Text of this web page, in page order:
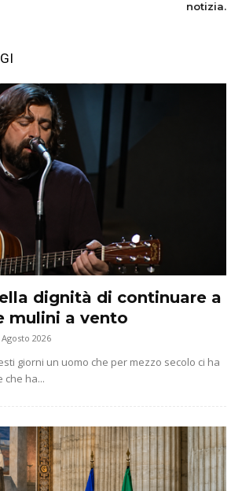
notizia.
dignità di continuare a
mulini a vento
Agosto 2026
giorni un uomo che per mezzo secolo ci ha
che ha...